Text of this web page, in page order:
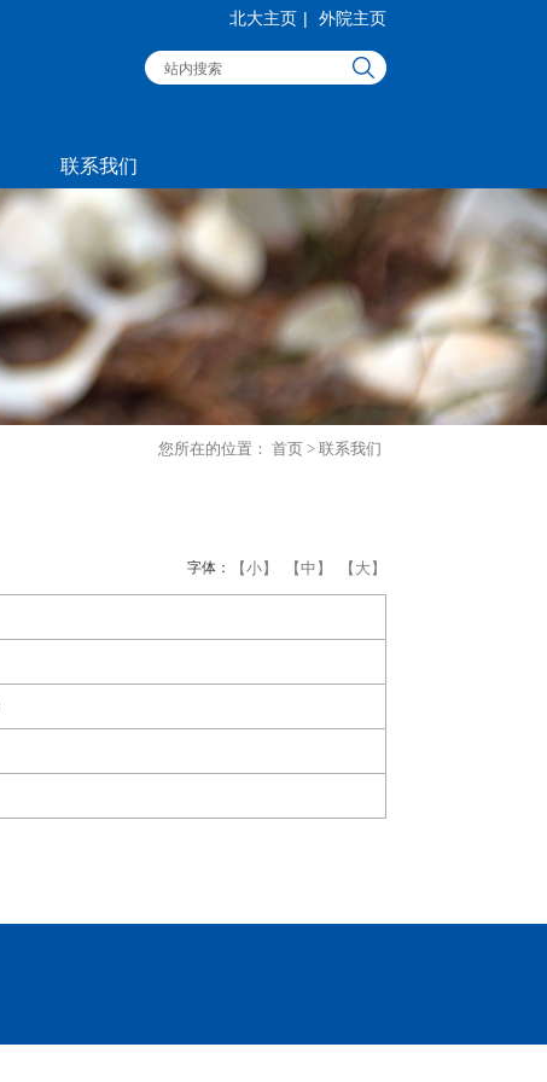
北大主页 | 外院主页
联系我们
您所在的位置： 首页 > 联系我们
字体： 【小】 【中】 【大】